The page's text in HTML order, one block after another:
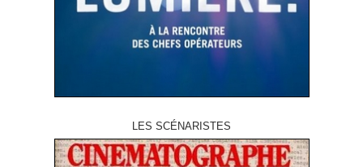
LES SCÉNARISTES